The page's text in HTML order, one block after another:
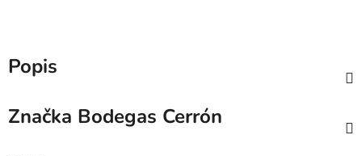
Popis
Značka Bodegas Cerrón